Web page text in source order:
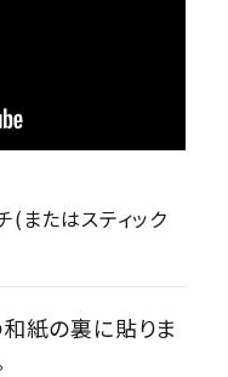
(またはスティック
紙の裏に貼りま